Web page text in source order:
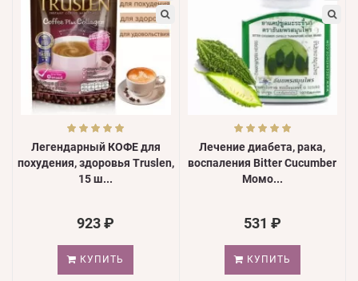
Легендарный КОФЕ для
похудения, здоровья Truslen,
15 ш...
923 ₽
КУПИТЬ
Лечение диабета, рака,
воспаления Bitter Cucumber
Момо...
531 ₽
КУПИТЬ